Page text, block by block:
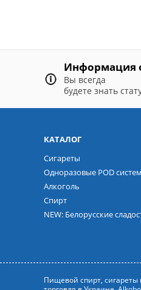
Информация
Вы всегда
будете знать
КАТАЛОГ
Сигареты
Одноразовые POD
Алкоголь
Спирт
NEW: Белорусские
Пищевой спирт, сигареты